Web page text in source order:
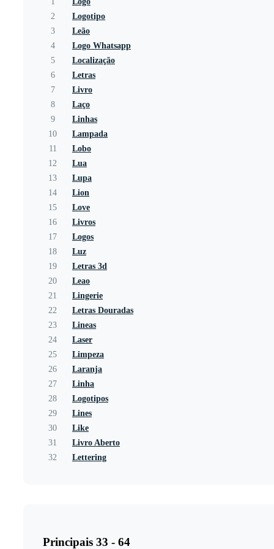
2
Logotipo
3
Leão
4
Logo Whatsapp
5
Localização
6
Letras
7
Livro
8
Laço
9
Linhas
10
Lampada
11
Lobo
12
Lua
13
Lupa
14
Lion
15
Love
16
Livros
17
Logos
18
Luz
19
Letras 3d
20
Leao
21
Lingerie
22
Letras Douradas
23
Lineas
24
Laser
25
Limpeza
26
Laranja
27
Linha
28
Logotipos
29
Lines
30
Like
31
Livro Aberto
32
Lettering
Principais 33 - 64